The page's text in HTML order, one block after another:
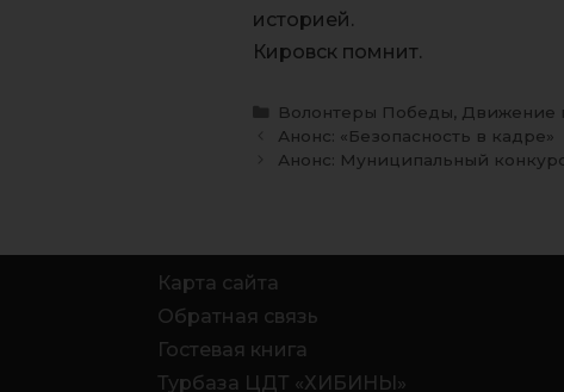
историей.
Кировск помнит.
Волонтеры Победы Движение
Анонс: «Безопасность в кадре»
Анонс: Муниципальный
Карта сайта
Обратная связь
Гостевая книга
Турбаза ЦДТ «ХИБИНЫ»